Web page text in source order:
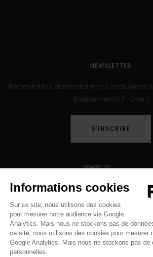
NEWSLETTER
Recevez les dernières infos exclusives
évènements F-One !
S'INSCRIRE